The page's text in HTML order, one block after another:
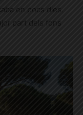
en pocs dies.
part dels fons